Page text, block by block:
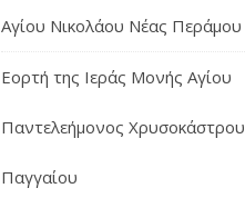
Αγίου Νικολάου Νέας Περάμου
Εορτή της Ιεράς Μονής Αγίου
Παντελεήμονος Χρυσοκάστρου
Παγγαίου